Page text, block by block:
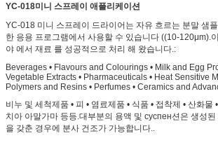
YC-018미니 스프레이 애플리케이션
YC-018 미니 스프레이 드라이어는 자유 흐르는 분말 샘
한 응용 프로그램에서 사용할 수 있습니다 ((10-120μm).
야 에서 재료 를 성공적으로 처리 해 왔습니다.:
Beverages • Flavours and Colourings • Milk and Egg
Vegetable Extracts • Pharmaceuticals • Heat Sensitive
Polymers and Resins • Perfumes • Ceramics and
비누 및 세척제품 • 피 • 염료제품 • 식품 • 접착제 • 산화물
치아 아말가마 등등.대부분의 용액 및 суспен션은 생성
을 갖춘 경우에 분사 건조가 가능합니다..